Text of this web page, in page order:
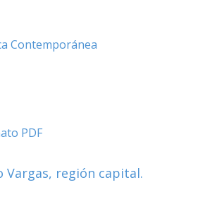
Contemporánea
PDF
Vargas, región capital.